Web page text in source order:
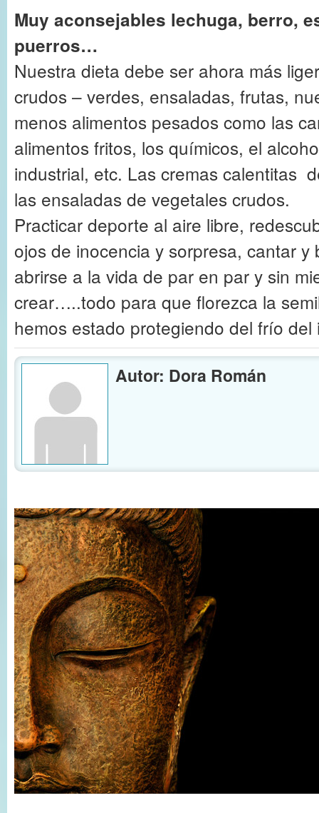
Muy aconsejables lechuga, berro,
puerros…
Nuestra dieta debe ser ahora más
crudos – verdes, ensaladas, frutas,
menos alimentos pesados como las
alimentos fritos, los químicos, el
industrial, etc. Las cremas calentitas
las ensaladas de vegetales crudos.
Practicar deporte al aire libre,
ojos de inocencia y sorpresa, cantar y
abrirse a la vida de par en par y sin
crear…..todo para que florezca la
hemos estado protegiendo del frío del
Autor: Dora Román